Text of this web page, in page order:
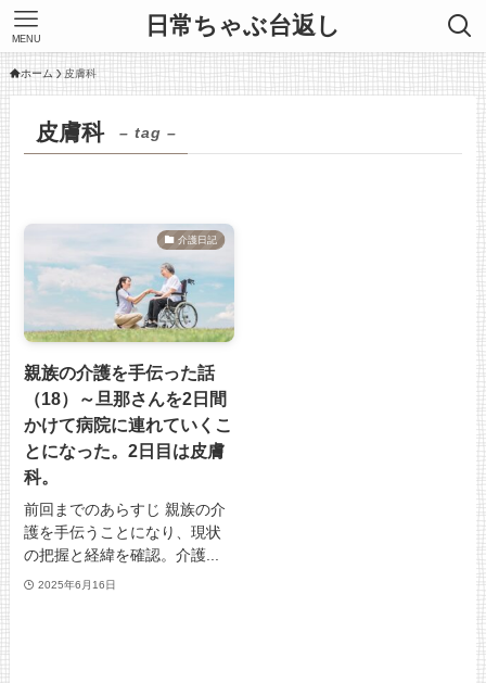
日常ちゃぶ台返し
MENU
ホーム 皮膚科
皮膚科 – tag –
介護日記
親族の介護を手伝った話
（18）～旦那さんを2日間
かけて病院に連れていくこ
とになった。2日目は皮膚
科。
前回までのあらすじ 親族の介
護を手伝うことになり、現状
の把握と経緯を確認。介護...
2025年6月16日